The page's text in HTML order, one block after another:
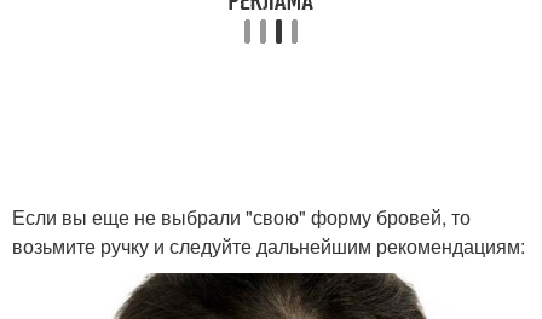
Если вы еще не выбрали "свою" форму бровей, то
возьмите ручку и следуйте дальнейшим рекомендациям: